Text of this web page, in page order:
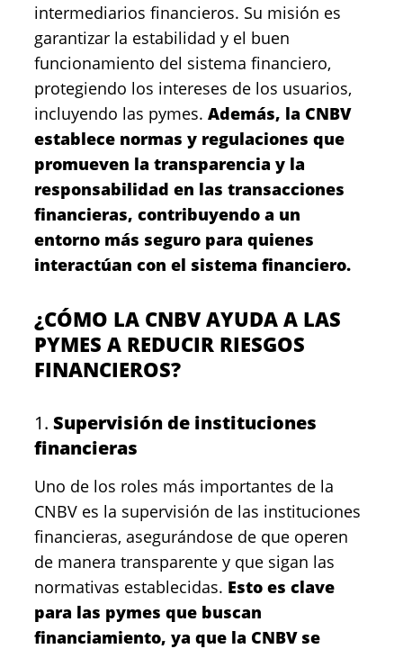
intermediarios financieros. Su misión es
garantizar la estabilidad y el buen
funcionamiento del sistema financiero,
protegiendo los intereses de los usuarios,
incluyendo las pymes. Además, la CNBV
establece normas y regulaciones que
promueven la transparencia y la
responsabilidad en las transacciones
financieras, contribuyendo a un
entorno más seguro para quienes
interactúan con el sistema financiero.
¿CÓMO LA CNBV AYUDA A LAS
PYMES A REDUCIR RIESGOS
FINANCIEROS?
1. Supervisión de instituciones
financieras
Uno de los roles más importantes de la
CNBV es la supervisión de las instituciones
financieras, asegurándose de que operen
de manera transparente y que sigan las
normativas establecidas. Esto es clave
para las pymes que buscan
financiamiento, ya que la CNBV se